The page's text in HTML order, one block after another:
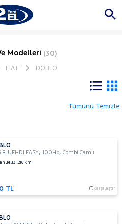
Modelleri (30)
FIAT DOBLO
Tümünü Temizle
BLUEHDI EASY,100Hp,Combi Camlı
131.216 Km
TL Karşılaştır